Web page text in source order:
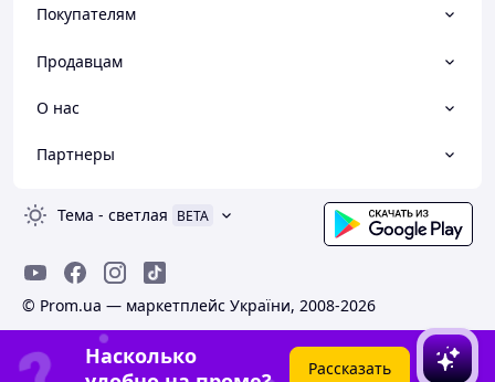
Покупателям
Продавцам
О нас
Партнеры
Тема - светлая BETA
© Prom.ua — маркетплейс України, 2008-2026
Насколько
Рассказать